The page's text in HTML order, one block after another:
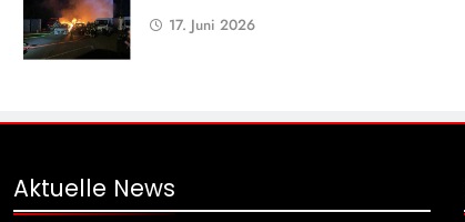
17. Juni 2026
Aktuelle News